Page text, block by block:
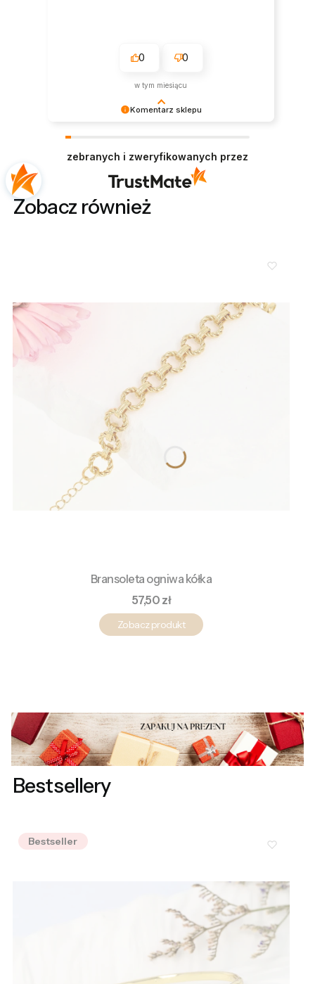
Komentarz sklepu
że jesteśmy na właściwym torze :) Z
pozdrowieniami, obsługa sklepu.
0 0
w tym miesiącu
zebranych i zweryfikowanych przez
Zobacz również
Bransoleta ogniwa kółka
Cena
57,50 zł
Zobacz produkt
Bestsellery
Bestseller